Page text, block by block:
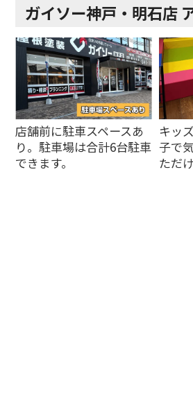
ガイソー神戸・明石店
店舗前に駐車スペースあ
り。駐車場は合計6台駐車
できます。
キッ
子で
ただ